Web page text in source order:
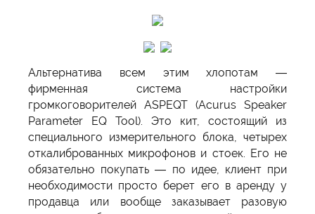
Альтернатива всем этим хлопотам —
фирменная система настройки
громкоговорителей ASPEQT (Acurus Speaker
Parameter EQ Tool). Это кит, состоящий из
специального измерительного блока, четырех
откалиброванных микрофонов и стоек. Его не
обязательно покупать — по идее, клиент при
необходимости просто берет его в аренду у
продавца или вообще заказывает разовую